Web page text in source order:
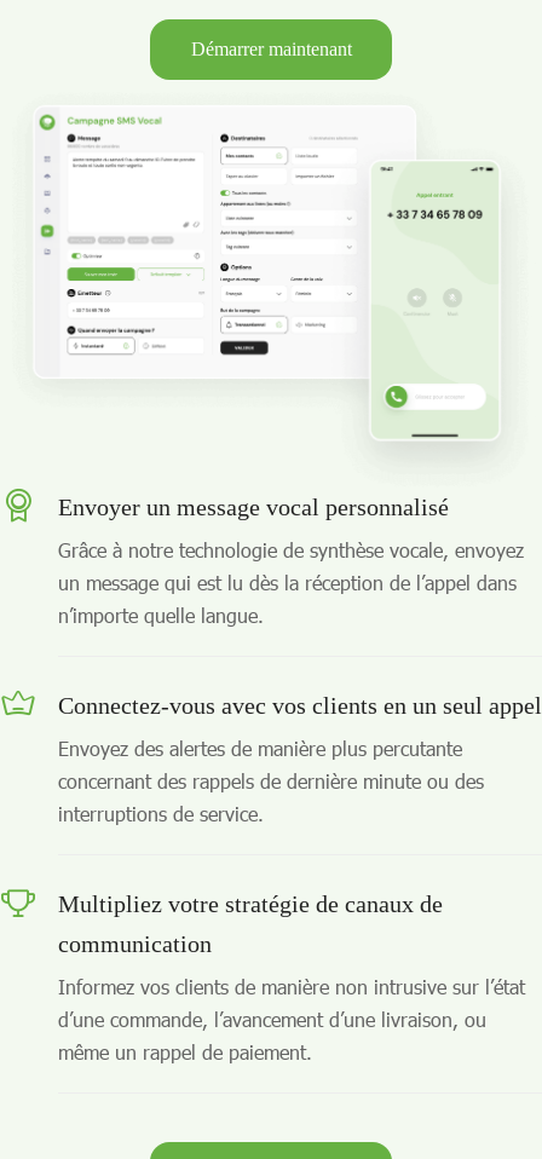
Démarrer maintenant
Envoyer un message vocal personnalisé
Grâce à notre technologie de synthèse vocale, envoyez
un message qui est lu dès la réception de l’appel dans
n’importe quelle langue.
Connectez-vous avec vos clients en un seul appel
Envoyez des alertes de manière plus percutante
concernant des rappels de dernière minute ou des
interruptions de service.
Multipliez votre stratégie de canaux de
communication
Informez vos clients de manière non intrusive sur l’état
d’une commande, l’avancement d’une livraison, ou
même un rappel de paiement.